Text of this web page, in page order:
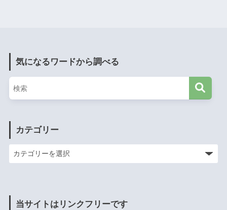
気になるワードから調べる
カテゴリー
当サイトはリンクフリーです